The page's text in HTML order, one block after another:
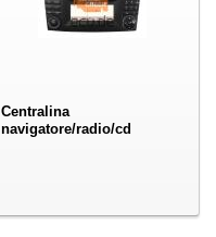
Centralina
navigatore/radio/cd